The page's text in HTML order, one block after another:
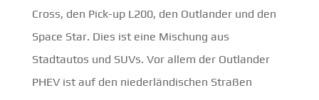
Cross, den Pick-up L200, den Outlander und den
Space Star. Dies ist eine Mischung aus
Stadtautos und SUVs. Vor allem der Outlander
PHEV ist auf den niederländischen Straßen